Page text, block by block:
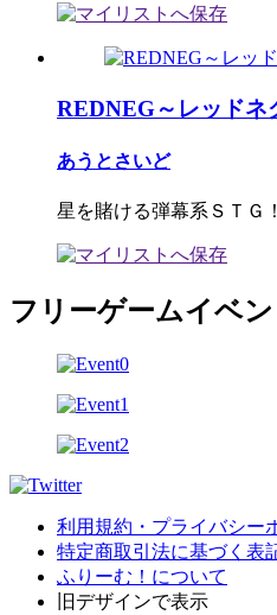
REDNEG～レッドネ
あうとさいど
星を賭ける弾幕系ＳＴＧ！
フリーゲームイベン
利用規約・プライバシー
特定商取引法に基づく表
ふりーむ！について
旧デザインで表示